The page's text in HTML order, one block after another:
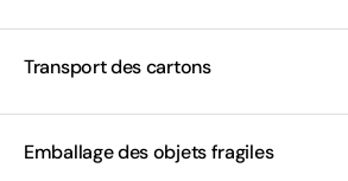
Transport des cartons
Emballage des objets fragiles